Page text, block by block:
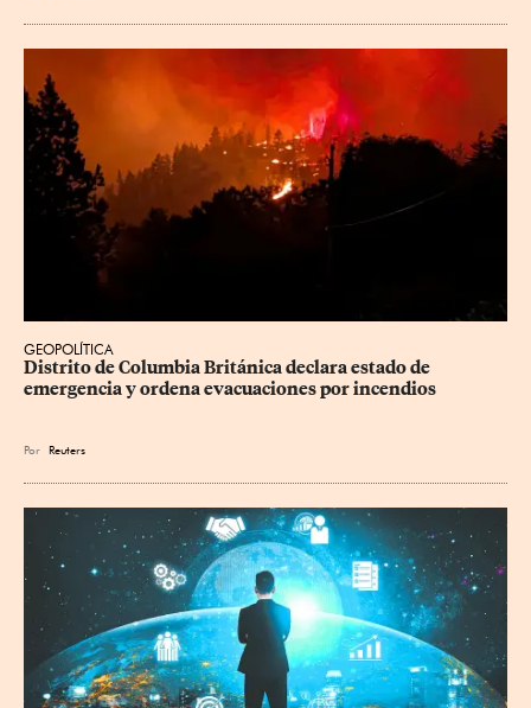
GEOPOLÍTICA
Distrito de Columbia Británica declara estado de
emergencia y ordena evacuaciones por incendios
Por Reuters